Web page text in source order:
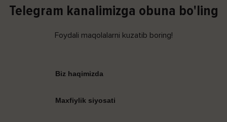
Telegram kanalimizga obuna bo'ling
Foydali maqolalarni kuzatib boring!
Biz haqimizda
Maxfiylik siyosati